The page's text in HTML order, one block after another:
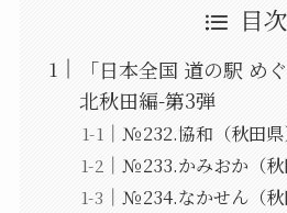
目次
「日本全国 道の駅 め
北秋田編-第3弾
№232.協和（秋田県
№233.かみおか（秋
№234.なかせん（秋